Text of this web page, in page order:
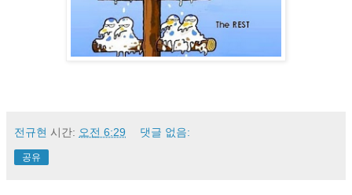
전규현 시간: 오전 6:29 댓글 없음:
공유